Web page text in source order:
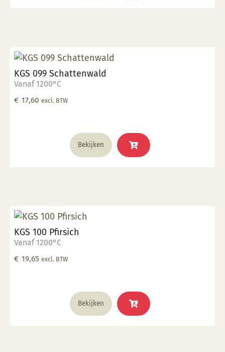
KGS 099 Schattenwald
Vanaf 1200°C
€ 17,60 excl. BTW
Bekijken
KGS 100 Pfirsich
Vanaf 1200°C
€ 19,65 excl. BTW
Bekijken